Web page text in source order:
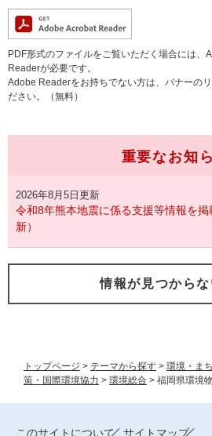
トップページ > テーマから探す > 環境・ま
策・国際環境協力 > 環境総合 > 福岡県環境
PDF形式のファイルをご覧いただく場合には、
Readerが必要です。
Adobe Readerをお持ちでない方は、バナーの
ださい。（無料）
重要なお知
2026年8月5日更新
令和8年熊本地震に係る支援等情報を
新）
情報が見つからな
このサイトについて
サイトマップ